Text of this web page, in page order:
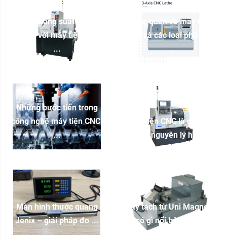
Tối ưu năng suất xưởng
cơ khí với máy tiện CNC
...
Tổng quan về máy tiện
CNC và các loại phổ biến
...
Những bước tiến trong
công nghệ máy tiện CNC:
...
Máy tiện CNC là gì? Cấu
tạo và nguyên lý hoạt ...
Màn hình thước quang
Jenix – giải pháp đo ...
Máy tách từ Uni Magnetic
có gì nổi bật? So ...